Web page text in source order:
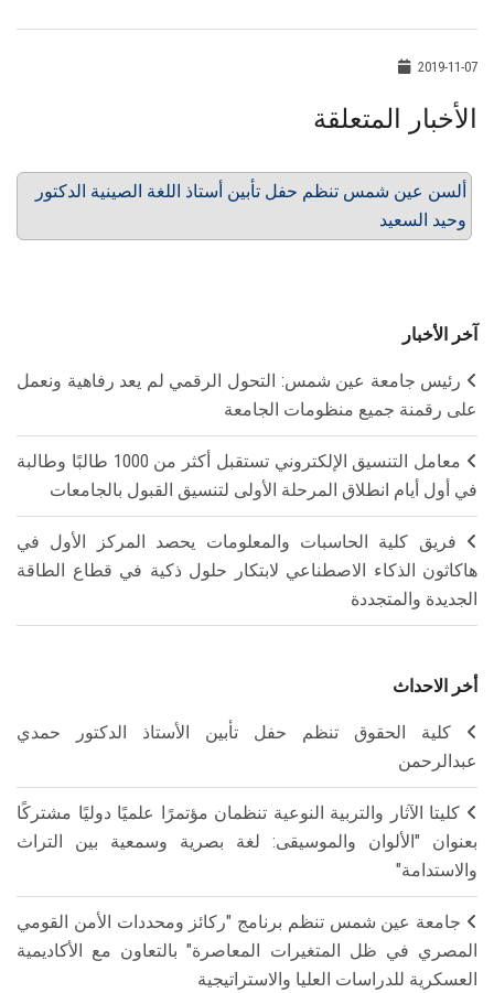
2019-11-07
الأخبار المتعلقة
ألسن عين شمس تنظم حفل تأبين أستاذ اللغة الصينية الدكتور
وحيد السعيد
آخر الأخبار
رئيس جامعة عين شمس: التحول الرقمي لم يعد رفاهية ونعمل
على رقمنة جميع منظومات الجامعة
معامل التنسيق الإلكتروني تستقبل أكثر من 1000 طالبًا وطالبة
في أول أيام انطلاق المرحلة الأولى لتنسيق القبول بالجامعات
فريق كلية الحاسبات والمعلومات يحصد المركز الأول في
هاكاثون الذكاء الاصطناعي لابتكار حلول ذكية في قطاع الطاقة
الجديدة والمتجددة
أخر الاحداث
كلية الحقوق تنظم حفل تأبين الأستاذ الدكتور حمدي
عبدالرحمن
كليتا الآثار والتربية النوعية تنظمان مؤتمرًا علميًا دوليًا مشتركًا
بعنوان "الألوان والموسيقى: لغة بصرية وسمعية بين التراث
والاستدامة"
جامعة عين شمس تنظم برنامج "ركائز ومحددات الأمن القومي
المصري في ظل المتغيرات المعاصرة" بالتعاون مع الأكاديمية
العسكرية للدراسات العليا والاستراتيجية